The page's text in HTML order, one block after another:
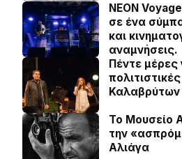
NEON
σε ένα
και
αναμνήσεις.
Πέντε μέρες
Καλαβρύτων
Το Μουσείο
την
Αλιάγα